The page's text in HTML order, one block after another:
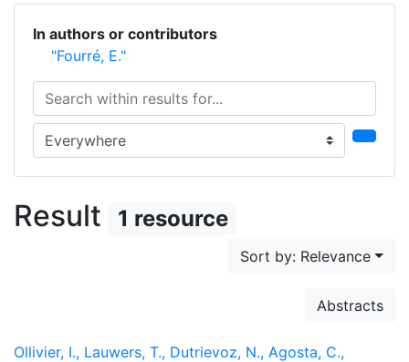
In authors or contributors
"Fourré, E."
Search within results for...
Search in...
Result 1 resource
Sort by: Relevance
Abstracts
Ollivier, I., Lauwers, T., Dutrievoz, N., Agosta, C.,